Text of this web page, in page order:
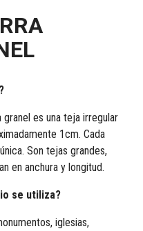
granel es una teja irregular
1cm. Cada
Son tejas grandes,
en anchura y longitud.
se utiliza?
iglesias,